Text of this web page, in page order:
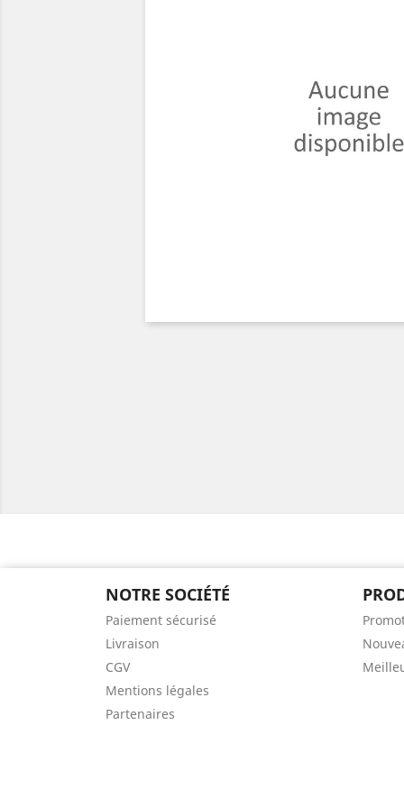
NOTRE SOCIÉTÉ
Paiement sécurisé
Livraison
CGV
Mentions légales
Partenaires